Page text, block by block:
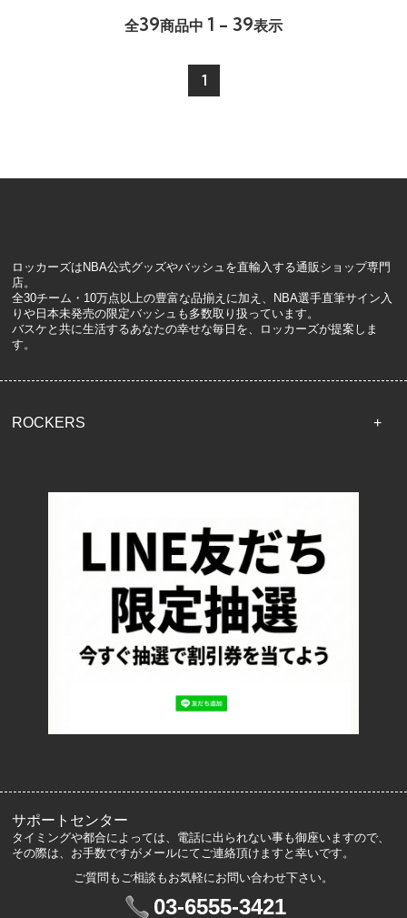
全39商品中 1 - 39表示
1
ロッカーズはNBA公式グッズやバッシュを直輸入する通販ショップ専門
店。
全30チーム・10万点以上の豊富な品揃えに加え、NBA選手直筆サイン入
りや日本未発売の限定バッシュも多数取り扱っています。
バスケと共に生活するあなたの幸せな毎日を、ロッカーズが提案しま
す。
ROCKERS
配送・送料について
お支払い方法について
特定商取引法に基づく表記
プライバシーポリシー
ロッカーズについて
サポートセンター
タイミングや都合によっては、電話に出られない事も御座いますので、
その際は、お手数ですがメールにてご連絡頂けますと幸いです。
ご質問もご相談もお気軽にお問い合わせ下さい。
03-6555-3421